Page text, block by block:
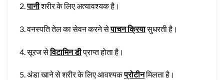
2.पानीशरीर के लिए अत्यावश्यक है।
3. वनस्पति तेल का सेवन करने सेपाचन क्रियासुधरती है।
4. सूरज सेविटामिन डीप्राप्त होता है।
5. अंडा खाने से शरीर के लिए आवश्यकप्रोटीनमिलता है।